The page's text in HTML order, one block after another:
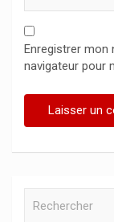
Enregistrer
navigateur pour